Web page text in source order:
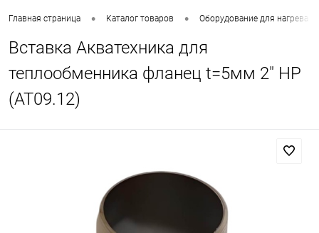
Главная страница • Каталог товаров • Оборудование для нагрева
Вставка Акватехника для
теплообменника фланец t=5мм 2" НР
(AT09.12)